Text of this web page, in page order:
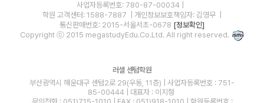
사업자등록번호: 780-87-00034
학원 고객센터: 1588-7887
| 개인정보보호책임자: 김영무
통신판매번호: 2015-서울서초-0678 [정보확인]
Copyright ⓒ 2015 megastudyEdu.Co.Ltd. All right reserved.
러셀 센텀학원
부산광역시 해운대구 센텀2로 29(우동, 11층) | 사업자등록번호 : 751-
85-00444 | 대표자 : 이지형